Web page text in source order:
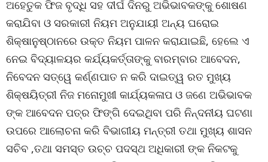
ଅହେତୁକ ଫିଜ ବୃଦ୍ଧି ସହ ଦୀର୍ଘ ଦିନରୁ ଅଭିଭାବକଙ୍କୁ ଶୋଷଣ
କରାଯିବା ଓ ସରକାରୀ ନିୟମ ଅନୁଯାୟୀ ଅନ୍ୟ ଘରୋଇ
ଶିକ୍ଷାନୁଷ୍ଠାନରେ ଉକ୍ତ ନିୟମ ପାଳନ କରାଯାଇଛି, ହେଲେ ଏ
ନେଇ ବିଦ୍ୟାଳୟର କର୍ଯ୍ୟକର୍ତ୍ତାଙ୍କୁ ବାରମ୍ବାର ଆବେଦନ,
ନିବେଦନ ସତ୍ୱେ କର୍ଣ୍ଣପାତ ନ କରି ଦାଇତ୍ୱ ରତ ମୁଖ୍ୟ
ଶିକ୍ଷୟିତ୍ରୀ ନିଜ ମନୋମୁଖୀ କାର୍ଯ୍ୟକଳାପ ଓ ଜଣେ ଅଭିଭାବକ
ଙ୍କ ଆବେଦନ ପତ୍ର ଫିଙ୍ଗି ଦେଇଥିବା ପରି ନିନ୍ଦନୀୟ ଘଟଣା
ଉପରେ ଆଲୋଚନା କରି ବିଭାଗୀୟ ମନ୍ତ୍ରୀ ତଥା ମୁଖ୍ୟ ଶାସନ
ସଚିବ ,ତଥା ସମସ୍ତ ଉଚ୍ଚ ପଦସ୍ଥ ଅଧିକାରୀ ଙ୍କ ନିକଟକୁ